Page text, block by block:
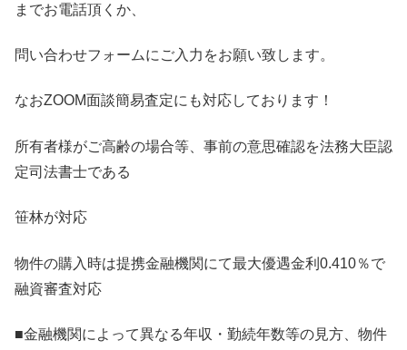
までお電話頂くか、
問い合わせフォームにご入力をお願い致します。
なおZOOM面談簡易査定にも対応しております！
所有者様がご高齢の場合等、事前の意思確認を法務大臣認
定司法書士である
笹林が対応
物件の購入時は提携金融機関にて最大優遇金利0.410％で
融資審査対応
■金融機関によって異なる年収・勤続年数等の見方、物件